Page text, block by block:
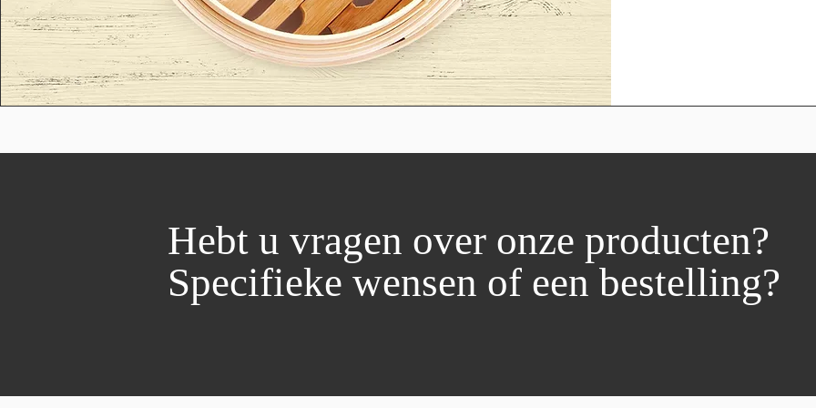
Hebt u vragen over onze producten?
Specifieke wensen of een bestelling?